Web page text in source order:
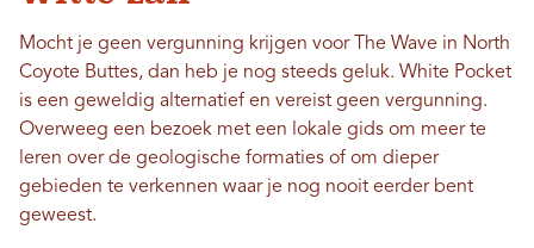
Mocht je geen vergunning krijgen voor The Wave in North
Coyote Buttes, dan heb je nog steeds geluk. White Pocket
is een geweldig alternatief en vereist geen vergunning.
Overweeg een bezoek met een lokale gids om meer te
leren over de geologische formaties of om dieper
gebieden te verkennen waar je nog nooit eerder bent
geweest.